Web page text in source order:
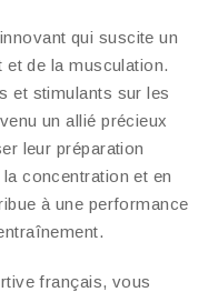
qui suscite un
et de la musculation.
et stimulants sur les
un allié précieux
leur préparation
concentration et en
à une performance
français, vous